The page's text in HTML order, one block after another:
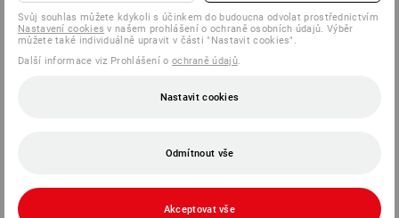
Svůj souhlas můžete kdykoli s účinkem do budoucna odvolat prostřednictvím
Nastavení cookies v našem prohlášení o ochraně osobních údajů. Výběr
můžete také individuálně upravit v části "Nastavit cookies".
Další informace viz Prohlášení o ochraně údajů.
Nastavit cookies
Odmítnout vše
Akceptovat vše